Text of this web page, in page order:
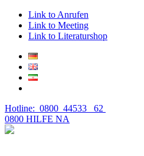
Link to Anrufen
Link to Meeting
Link to Literaturshop
Hotline: 0800 44533 62
0800 HILFE NA